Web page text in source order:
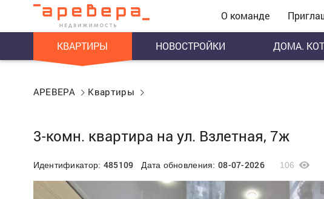
О команде
КВАРТИРЫ НОВОСТРОЙКИ ДОМА.
АРЕВЕРА Квартиры
3-комн. квартира на ул. Взлетная, 7ж
Идентификатор: 485109 Дата обновления: 08-07-2026 106